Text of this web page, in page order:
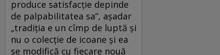
produce satisfacție depinde
de palpabilitatea sa”, așadar
„tradiția e un cîmp de luptă și
nu o colecție de icoane și ea
se modifică cu fiecare nouă